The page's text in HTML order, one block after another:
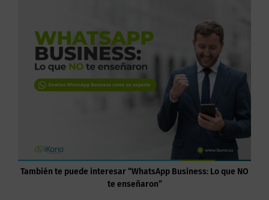
También te puede interesar “WhatsApp Business: Lo que NO
te enseñaron”